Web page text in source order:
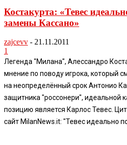
Костакурта: «Тевес
замены Кассано»
zajcevv - 21.11.2011
1
Легенда "Милана", Алессандро
мнение по поводу игрока, который
на неопределённый срок Антонио
защитника "россонери", идеальной
позицию является Карлос Тевес.
сайт MilanNews.it: "Тевес идеально